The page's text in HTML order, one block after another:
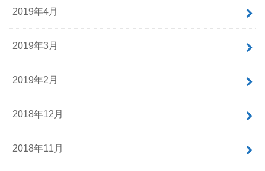
2019年4月
2019年3月
2019年2月
2018年12月
2018年11月